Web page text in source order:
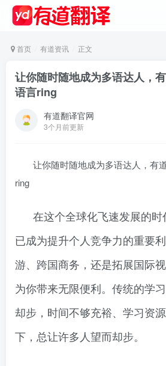
首页 有道资讯 正文
让你随时随地成为多语达人，
语言ring
有道翻译官网
3个月前更新
让你随时随地成为多语达人，有
ring
在这个全球化飞速发展的
已成为提升个人竞争力的重要
游、跨国商务，还是拓展国际
为你带来无限便利。传统的学
却步，时间不够充裕、学习资
下，总让许多人望而却步。